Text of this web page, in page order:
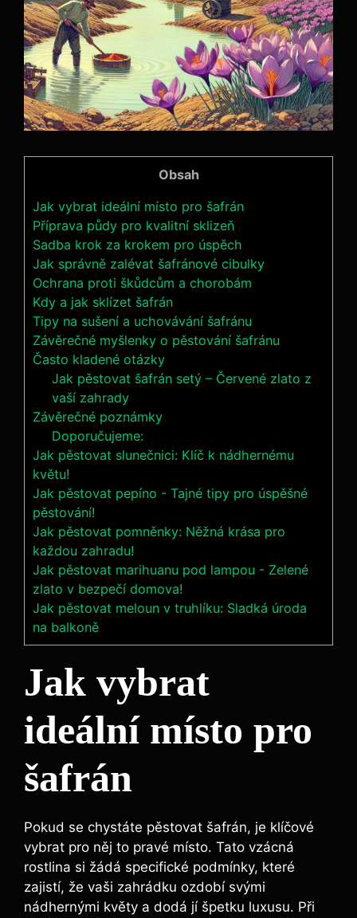
Obsah
Jak vybrat ideální místo pro šafrán
Příprava půdy pro kvalitní sklizeň
Sadba krok za krokem pro úspěch
Jak správně zalévat šafránové cibulky
Ochrana proti škůdcům a chorobám
Kdy a jak sklízet šafrán
Tipy na sušení a uchovávání šafránu
Závěrečné myšlenky o pěstování šafránu
Často kladené otázky
Jak pěstovat šafrán setý – Červené zlato z
vaší zahrady
Závěrečné poznámky
Doporučujeme:
Jak pěstovat slunečnici: Klíč k nádhernému
květu!
Jak pěstovat pepíno - Tajné tipy pro úspěšné
pěstování!
Jak pěstovat pomněnky: Něžná krása pro
každou zahradu!
Jak pěstovat marihuanu pod lampou - Zelené
zlato v bezpečí domova!
Jak pěstovat meloun v truhlíku: Sladká úroda
na balkoně
Jak vybrat
ideální místo pro
šafrán
Pokud se chystáte pěstovat šafrán, je klíčové
vybrat pro něj to pravé místo. Tato vzácná
rostlina si žádá specifické podmínky, které
zajistí, že vaši zahrádku ozdobí svými
nádhernými květy a dodá jí špetku luxusu. Při